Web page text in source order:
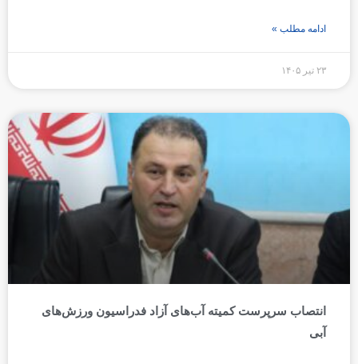
ادامه مطلب »
۲۳ تیر ۱۴۰۵
انتصاب سرپرست کمیته آب‌های آزاد فدراسیون ورزش‌های
آبی